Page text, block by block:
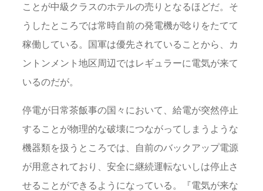
ことが中級クラスのホテルの売りとなるほどだ。そ
うしたところでは常時自前の発電機が唸りをたてて
稼働している。国軍は優先されていることから、カ
ントンメント地区周辺ではレギュラーに電気が来て
いるのだが。
停電が日常茶飯事の国々において、給電が突然停止
することが物理的な破壊につながってしまうような
機器類を扱うところでは、自前のバックアップ電源
が用意されており、安全に継続運転ないしは停止さ
せることができるようになっている。『電気が来な